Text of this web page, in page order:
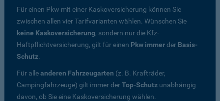
Für einen Pkw mit einer Kaskoversicherung können Sie
zwischen allen vier Tarifvarianten wählen. Wünschen Sie
keine Kaskoversicherung, sondern nur die Kfz-
Haftpflichtversicherung, gilt für einen Pkw immerder Basis-
Schutz.
Für alleanderen Fahrzeugarten (z. B. Krafträder,
Campingfahrzeuge) gilt immer derTop-Schutz unabhängig
davon, ob Sie eine Kaskoversicherung wählen.